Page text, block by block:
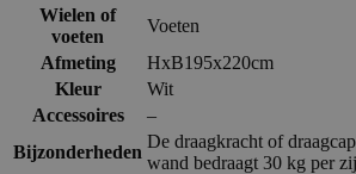
Wielen of
voeten
Voeten
Afmeting
HxB195x220cm
Kleur
Wit
Accessoires
–
Bijzonderheden
De draagkracht of
wand bedraagt 30 kg per